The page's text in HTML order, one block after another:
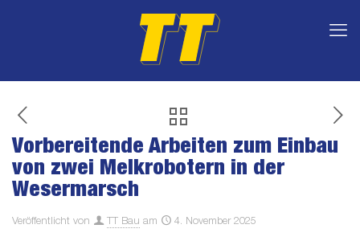
Vorbereitende Arbeiten zum Einbau
von zwei Melkrobotern in der
Wesermarsch
Veröffentlicht von TT Bau am 4. November 2025